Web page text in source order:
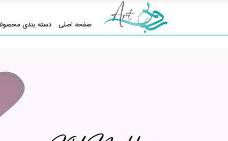
صفحه اصلی دسته بندی